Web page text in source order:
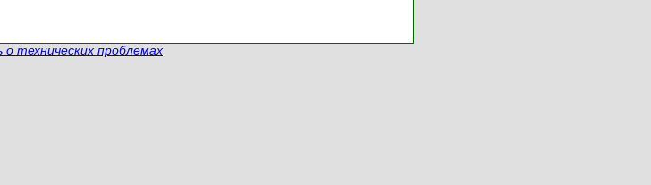
технических проблемах